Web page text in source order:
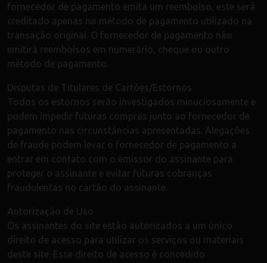
fornecedor de pagamento emita um reembolso, este será
creditado apenas no método de pagamento utilizado na
transação original. O fornecedor de pagamento não
emitirá reembolsos em numerário, cheque ou outro
método de pagamento.
Disputas de Titulares de Cartões/Estornos
Todos os estornos serão investigados minuciosamente e
podem impedir futuras compras junto ao fornecedor de
pagamento nas circunstâncias apresentadas. Alegações
de fraude podem levar o fornecedor de pagamento a
entrar em contato com o emissor do assinante para
proteger o assinante e evitar futuras cobranças
fraudulentas no cartão do assinante.
Autorização de Uso
Os assinantes do site estão autorizados a um único
direito de acesso para utilizar os serviços ou materiais
deste site. Esse direito de acesso é concedido